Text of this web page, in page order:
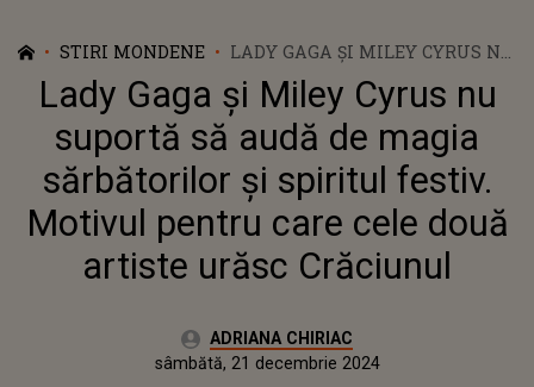
STIRI MONDENE
LADY GAGA ȘI MILEY CYRUS NU
SUPORTĂ SĂ AUDĂ DE MAGIA
SĂRBĂTORILOR ȘI SPIRITUL
FESTIV. MOTIVUL PENTRU CARE
CELE DOUĂ ARTISTE URĂSC
CRĂCIUNUL
Lady Gaga și Miley Cyrus nu
suportă să audă de magia
sărbătorilor și spiritul festiv.
Motivul pentru care cele două
artiste urăsc Crăciunul
Autor:ADRIANA CHIRIAC
luni, 25 decembrie 2023
Actualizat:
sâmbătă, 21 decembrie 2024